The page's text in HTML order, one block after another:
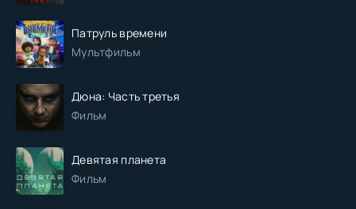
Патруль времени
Мультфильм
Дюна: Часть третья
Фильм
Девятая планета
Фильм